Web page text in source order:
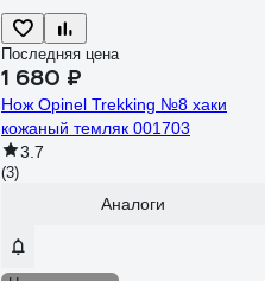
Последняя цена
1 680 ₽
Нож Opinel Trekking №8 хаки
кожаный темляк 001703
3.7
(3)
Аналоги